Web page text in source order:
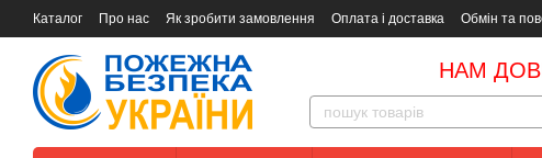
Каталог Про нас Як зробити замовлення Оплата і доставка Обмін та
Документи
Контакти Документи з пожежної безпеки
НАМ